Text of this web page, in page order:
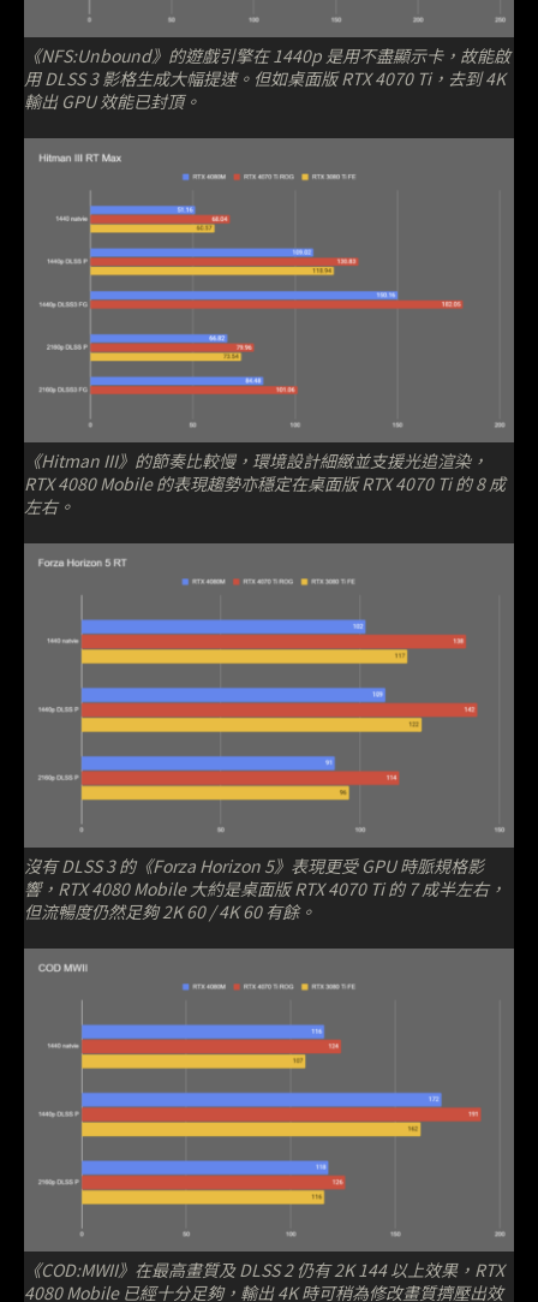
《NFS:Unbound》的遊戲引擎在 1440p 是用不盡顯示卡，故能啟
用 DLSS 3 影格生成大幅提速。但如桌面版 RTX 4070 Ti，去到 4K
輸出 GPU 效能已封頂。
《Hitman III》的節奏比較慢，環境設計細緻並支援光追渲染，
RTX 4080 Mobile 的表現趨勢亦穩定在桌面版 RTX 4070 Ti 的 8 成
左右。
沒有 DLSS 3 的《Forza Horizon 5》表現更受 GPU 時脈規格影
響，RTX 4080 Mobile 大約是桌面版 RTX 4070 Ti 的 7 成半左右，
但流暢度仍然足夠 2K 60 / 4K 60 有餘。
《COD:MWII》在最高畫質及 DLSS 2 仍有 2K 144 以上效果，RTX
4080 Mobile 已經十分足夠，輸出 4K 時可稍為修改畫質擠壓出效